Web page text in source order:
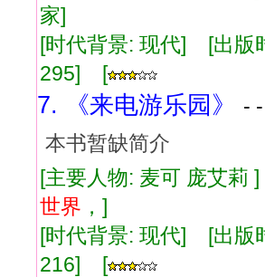
家]
[时代背景: 现代] [出
295] [
7. 《来电游乐园》
-
本书暂缺简介
[主要人物: 麦可 庞艾
世界 ，]
[时代背景: 现代] [出
216] [